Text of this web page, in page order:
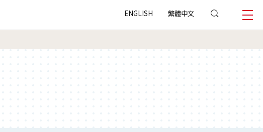
ENGLISH 繁體中文